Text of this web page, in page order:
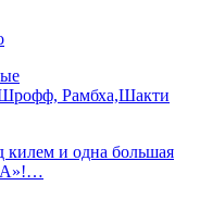
Рамбха,Шакти
и одна большая